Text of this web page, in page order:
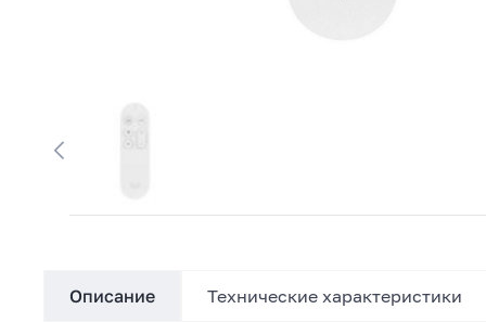
Описание Технические характеристики